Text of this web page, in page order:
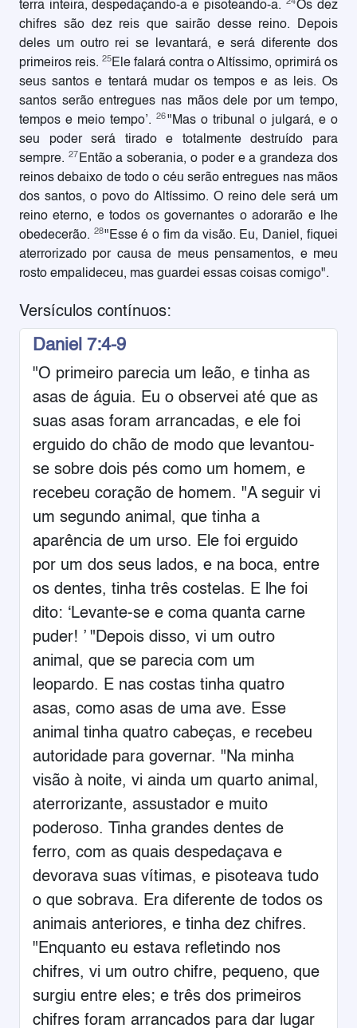
terra inteira, despedaçando-a e pisoteando-a.
Os dez
chifres são dez reis que sairão desse reino. Depois
deles um outro rei se levantará, e será diferente dos
primeiros reis. 25 Ele falará contra o Altíssimo, oprimirá os
seus santos e tentará mudar os tempos e as leis. Os
santos serão entregues nas mãos dele por um tempo,
tempos e meio tempo’. 26"Mas o tribunal o julgará, e o
seu poder será tirado e totalmente destruído para
sempre. 27 Então a soberania, o poder e a grandeza dos
reinos debaixo de todo o céu serão entregues nas mãos
dos santos, o povo do Altíssimo. O reino dele será um
reino eterno, e todos os governantes o adorarão e lhe
obedecerão. 28"Esse é o fim da visão. Eu, Daniel, fiquei
aterrorizado por causa de meus pensamentos, e meu
rosto empalideceu, mas guardei essas coisas comigo".
Versículos contínuos:
Daniel 7:4-9
"O primeiro parecia um leão, e tinha as
asas de águia. Eu o observei até que as
suas asas foram arrancadas, e ele foi
erguido do chão de modo que levantou-
se sobre dois pés como um homem, e
recebeu coração de homem. "A seguir vi
um segundo animal, que tinha a
aparência de um urso. Ele foi erguido
por um dos seus lados, e na boca, entre
os dentes, tinha três costelas. E lhe foi
dito: ‘Levante-se e coma quanta carne
puder! ’ "Depois disso, vi um outro
animal, que se parecia com um
leopardo. E nas costas tinha quatro
asas, como asas de uma ave. Esse
animal tinha quatro cabeças, e recebeu
autoridade para governar. "Na minha
visão à noite, vi ainda um quarto animal,
aterrorizante, assustador e muito
poderoso. Tinha grandes dentes de
ferro, com as quais despedaçava e
devorava suas vítimas, e pisoteava tudo
o que sobrava. Era diferente de todos os
animais anteriores, e tinha dez chifres.
"Enquanto eu estava refletindo nos
chifres, vi um outro chifre, pequeno, que
surgiu entre eles; e três dos primeiros
chifres foram arrancados para dar lugar